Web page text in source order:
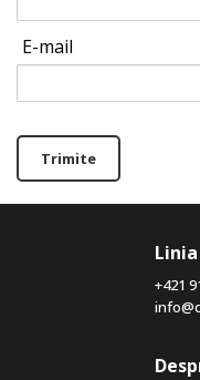
E-mail
Trimite
+421